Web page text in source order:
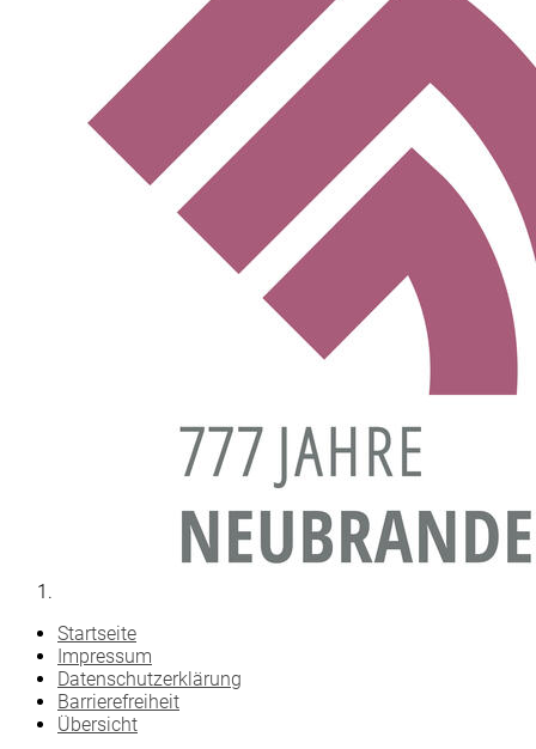
Startseite
Impressum
Datenschutzerklärung
Barrierefreiheit
Übersicht